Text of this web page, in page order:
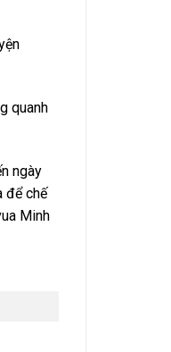
quanh
ngày
để chế
Minh